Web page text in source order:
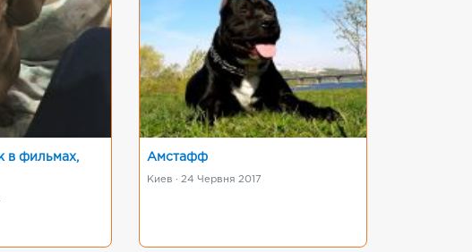
в фильмах, Амстафф
Киев · 24 Червня 2017